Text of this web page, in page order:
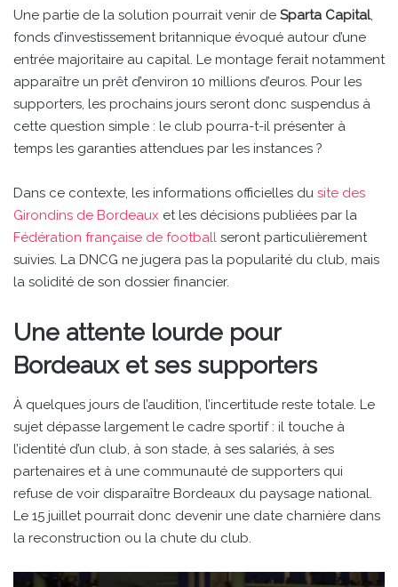
Une partie de la solution pourrait venir de Sparta Capital,
fonds d’investissement britannique évoqué autour d’une
entrée majoritaire au capital. Le montage ferait notamment
apparaître un prêt d’environ 10 millions d’euros. Pour les
supporters, les prochains jours seront donc suspendus à
cette question simple : le club pourra-t-il présenter à
temps les garanties attendues par les instances ?
Dans ce contexte, les informations officielles du site des
Girondins de Bordeaux et les décisions publiées par la
Fédération française de football seront particulièrement
suivies. La DNCG ne jugera pas la popularité du club, mais
la solidité de son dossier financier.
Une attente lourde pour
Bordeaux et ses supporters
À quelques jours de l’audition, l’incertitude reste totale. Le
sujet dépasse largement le cadre sportif : il touche à
l’identité d’un club, à son stade, à ses salariés, à ses
partenaires et à une communauté de supporters qui
refuse de voir disparaître Bordeaux du paysage national.
Le 15 juillet pourrait donc devenir une date charnière dans
la reconstruction ou la chute du club.